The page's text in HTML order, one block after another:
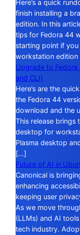
Here’s a quick
finish installing a
edition. In this
tips for Fedora 44
starting point if you
workstation
Upgrade to
and CLI)
Here’s are the
the Fedora 44
download and the
This release brings
desktop for
Plasma desktop
[…]
Future of AI in
Canonical is
enhancing
keeping user
As we move
(LLMs) and AI
tech industry.